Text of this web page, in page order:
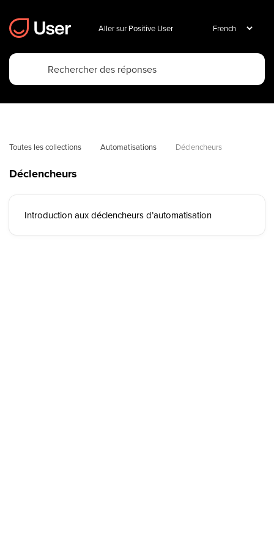
Aller sur Positive User
Toutes les collections Automatisations Déclencheurs
Déclencheurs
Introduction aux déclencheurs d’automatisation